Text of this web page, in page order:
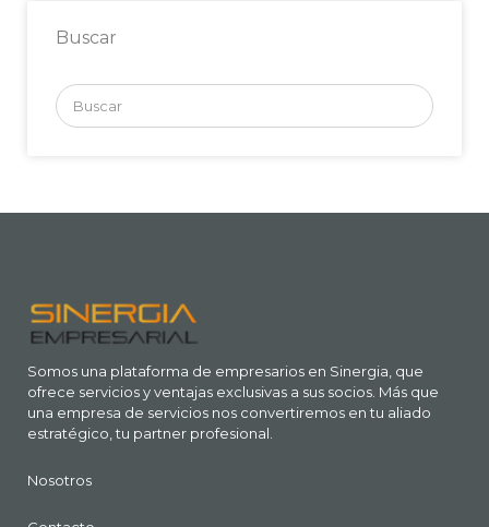
Buscar
Buscar
por:
Somos una plataforma de empresarios en Sinergia, que
ofrece servicios y ventajas exclusivas a sus socios. Más que
una empresa de servicios nos convertiremos en tu aliado
estratégico, tu partner profesional.
Nosotros